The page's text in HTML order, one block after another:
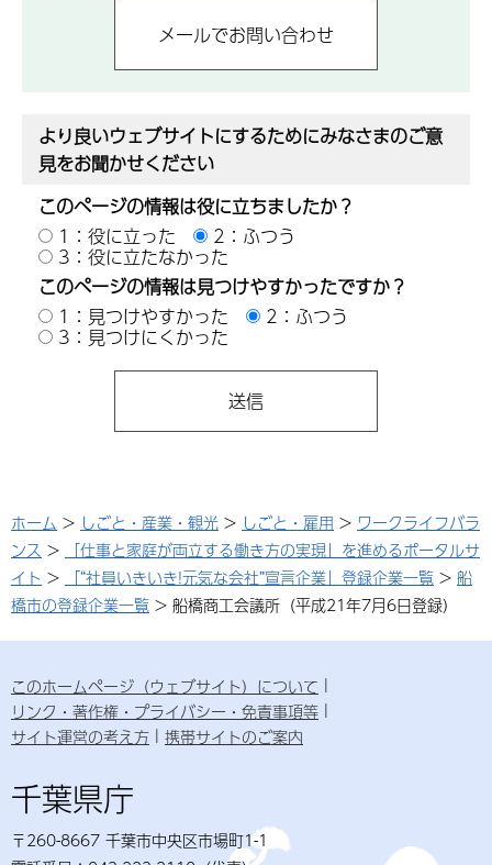
より良いウェブサイトにするためにみなさまのご意
見をお聞かせください
このページの情報は役に立ちましたか？
1：役に立った
2：ふつう
3：役に立たなかった
このページの情報は見つけやすかったですか？
1：見つけやすかった
2：ふつう
3：見つけにくかった
ホーム > しごと・産業・観光 > しごと・雇用 > ワークライフバラ
ンス >
「仕事と家庭が両立する働き方の実現」を進めるポータルサ
イト > 「“社員いきいき!元気な会社”宣言企業」登録企業一覧 > 船
橋市の登録企業一覧 > 船橋商工会議所（平成21年7月6日登録）
このホームページ（ウェブサイト）について
リンク・著作権・プライバシー・免責事項等
サイト運営の考え方
携帯サイトのご案内
千葉県庁
〒260-8667 千葉市中央区市場町1-1